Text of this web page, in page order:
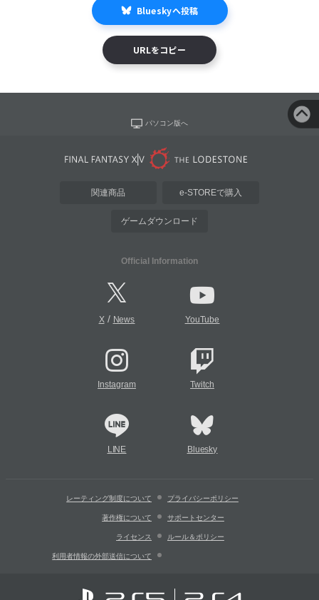
Blueskyへ投稿
URLをコピー
パソコン版へ
関連商品 e-STOREで購入
ゲームダウンロード
Official Information
X/ News YouTube
Instagram Twitch
LINE Bluesky
レーティング制度について プライバシーポリシー
著作権について サポートセンター
ライセンス ルール＆ポリシー
利用者情報の外部送信について